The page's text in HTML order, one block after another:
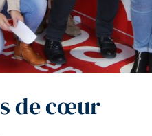
de cœur